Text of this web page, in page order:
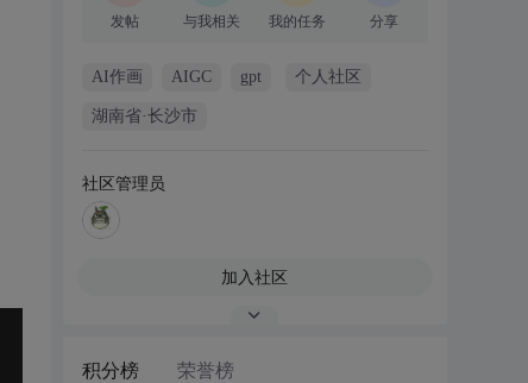
发帖 与我相关 我的任务 分享
AI作画 AIGC gpt 个人社区
湖南省·长沙市
社区管理员
加入社区
积分榜 荣誉榜